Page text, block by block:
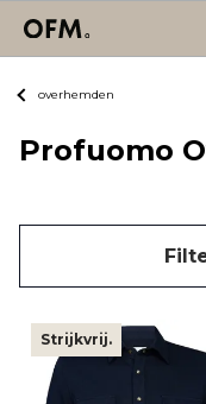
overhemden
Profuomo
Strijkvrij.